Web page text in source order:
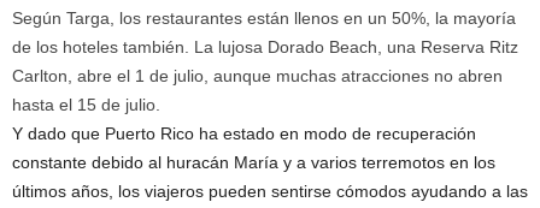
Según Targa, los restaurantes están llenos en un 50%, la mayoría
de los hoteles también. La lujosa Dorado Beach, una Reserva Ritz
Carlton, abre el 1 de julio, aunque muchas atracciones no abren
hasta el 15 de julio.
Y dado que Puerto Rico ha estado en modo de recuperación
constante debido al huracán María y a varios terremotos en los
últimos años, los viajeros pueden sentirse cómodos ayudando a las